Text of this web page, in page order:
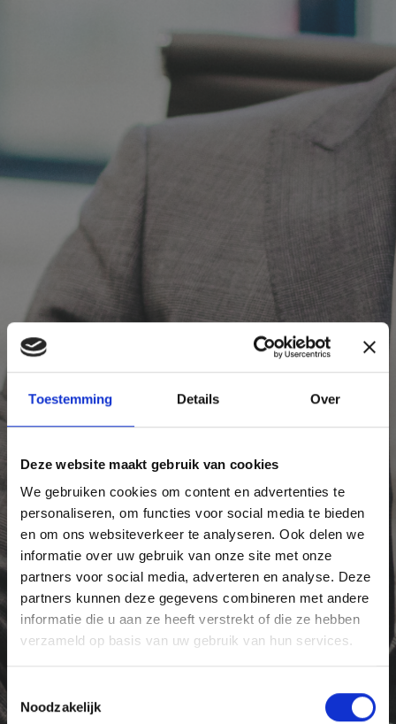
Toestemming Details Over
Deze website maakt gebruik van cookies
We gebruiken cookies om content en advertenties te
personaliseren, om functies voor social media te bieden
en om ons websiteverkeer te analyseren. Ook delen we
informatie over uw gebruik van onze site met onze
partners voor social media, adverteren en analyse. Deze
partners kunnen deze gegevens combineren met andere
informatie die u aan ze heeft verstrekt of die ze hebben
verzameld op basis van uw gebruik van hun services.
Noodzakelijk